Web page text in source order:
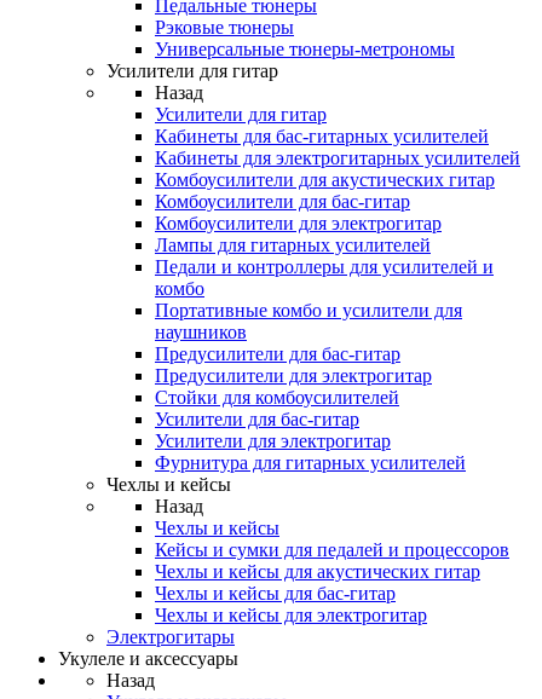
Педальные тюнеры
Рэковые тюнеры
Универсальные тюнеры-метрономы
Усилители для гитар
Назад
Усилители для гитар
Кабинеты для бас-гитарных усилителей
Кабинеты для электрогитарных усилителей
Комбоусилители для акустических гитар
Комбоусилители для бас-гитар
Комбоусилители для электрогитар
Лампы для гитарных усилителей
Педали и контроллеры для усилителей и
комбо
Портативные комбо и усилители для
наушников
Предусилители для бас-гитар
Предусилители для электрогитар
Стойки для комбоусилителей
Усилители для бас-гитар
Усилители для электрогитар
Фурнитура для гитарных усилителей
Чехлы и кейсы
Назад
Чехлы и кейсы
Кейсы и сумки для педалей и процессоров
Чехлы и кейсы для акустических гитар
Чехлы и кейсы для бас-гитар
Чехлы и кейсы для электрогитар
Электрогитары
Укулеле и аксессуары
Назад